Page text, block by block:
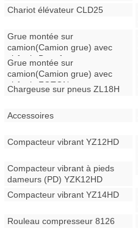
Chariot élévateur CLD25
Grue montée sur
camion(Camion grue) avec
châssis Dongfeng
Grue montée sur
camion(Camion grue) avec
châssis FOTON
Chargeuse sur pneus ZL18H
Accessoires
Compacteur vibrant YZ12HD
Compacteur vibrant à pieds
dameurs (PD) YZK12HD
Compacteur vibrant YZ14HD
Rouleau compresseur 8126